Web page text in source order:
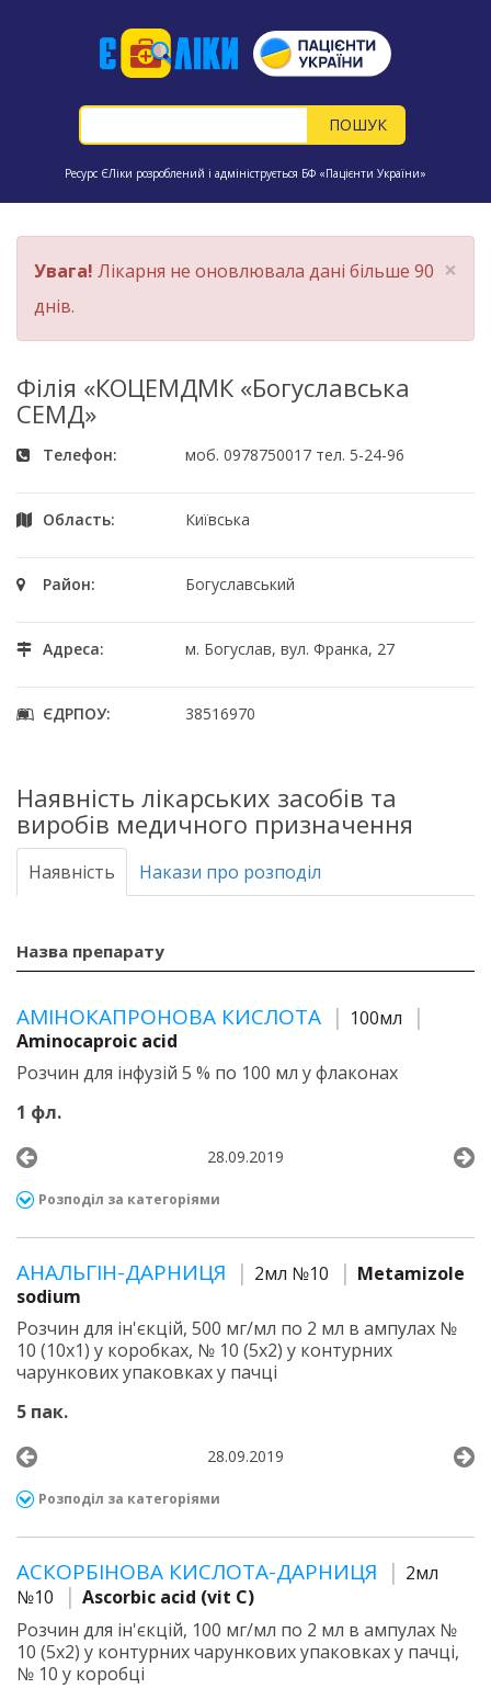
Ресурс ЄЛіки розроблений і адмініструється БФ «Пацієнти України»
×
Увага! Лікарня не оновлювала дані більше 90
днів.
Філія «КОЦЕМДМК «Богуславська
СЕМД»
Телефон: моб. 0978750017 тел. 5-24-96
Область: Київська
Район: Богуславський
Адреса: м. Богуслав, вул. Франка, 27
ЄДРПОУ: 38516970
Наявність лікарських засобів та
виробів медичного призначення
Наявність Накази про розподіл
Назва препарату
АМІНОКАПРОНОВА КИСЛОТА
100мл
Aminocaproic acid
Розчин для інфузій 5 % по 100 мл у флаконах
1 фл.
28.09.2019
Розподіл за категоріями
АНАЛЬГІН-ДАРНИЦЯ 2мл №10
Metamizole
sodium
Розчин для ін'єкцій, 500 мг/мл по 2 мл в ампулах №
10 (10х1) у коробках, № 10 (5х2) у контурних
чарункових упаковках у пачці
5 пак.
28.09.2019
Розподіл за категоріями
АСКОРБІНОВА КИСЛОТА-ДАРНИЦЯ
2мл
№10
Ascorbic acid (vit C)
Розчин для ін'єкцій, 100 мг/мл по 2 мл в ампулах №
10 (5х2) у контурних чарункових упаковках у пачці,
№ 10 у коробці